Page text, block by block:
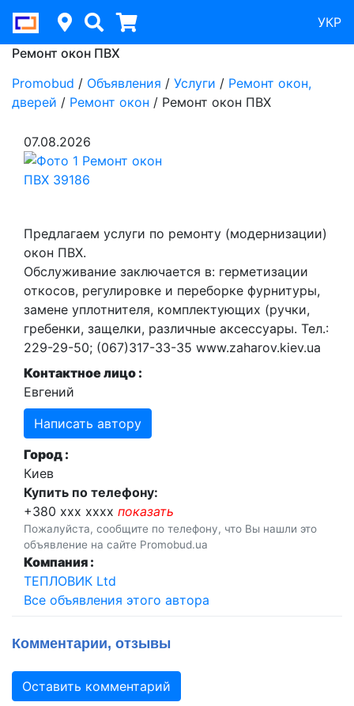
УКР
Ремонт окон ПВХ
Promobud / Объявления / Услуги / Ремонт окон,
дверей / Ремонт окон / Ремонт окон ПВХ
07.08.2026
Предлагаем услуги по ремонту (модернизации)
окон ПВХ.
Обслуживание заключается в: герметизации
откосов, регулировке и переборке фурнитуры,
замене уплотнителя, комплектующих (ручки,
гребенки, защелки, различные аксессуары. Тел.:
229-29-50; (067)317-33-35 www.zaharov.kiev.ua
Контактное лицо :
Евгений
Написать автору
Город :
Киев
Купить по телефону:
+380 xxx xxxx показать
Пожалуйста, сообщите по телефону, что Вы нашли это
объявление на сайте Promobud.ua
Компания :
ТЕПЛОВИК Ltd
Все объявления этого автора
Комментарии, отзывы
Оставить комментарий